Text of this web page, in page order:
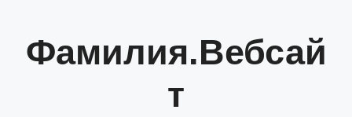
содержимому
Фамилия.Вебсай
т